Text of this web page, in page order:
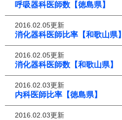
呼吸器科医師数【徳島県】
2016.02.05更新
消化器科医師比率【和歌山県】
2016.02.05更新
消化器科医師数【和歌山県】
2016.02.03更新
内科医師比率【徳島県】
2016.02.03更新